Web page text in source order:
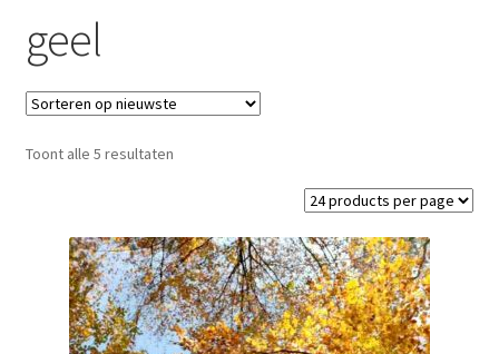
Mijn account
geel
Toont alle 5 resultaten